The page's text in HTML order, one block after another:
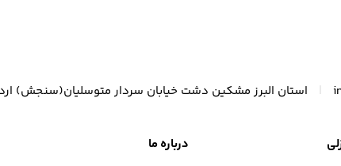
استان البرز مشکین دشت خیابان سردار متوسلیان(سنجش)
درباره ما